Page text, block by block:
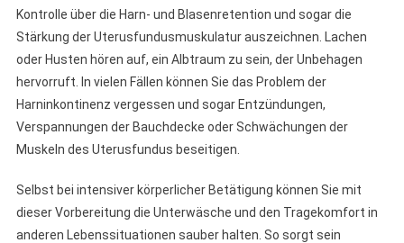
Kontrolle über die Harn- und Blasenretention und sogar die
Stärkung der Uterusfundusmuskulatur auszeichnen. Lachen
oder Husten hören auf, ein Albtraum zu sein, der Unbehagen
hervorruft. In vielen Fällen können Sie das Problem der
Harninkontinenz vergessen und sogar Entzündungen,
Verspannungen der Bauchdecke oder Schwächungen der
Muskeln des Uterusfundus beseitigen.
Selbst bei intensiver körperlicher Betätigung können Sie mit
dieser Vorbereitung die Unterwäsche und den Tragekomfort in
anderen Lebenssituationen sauber halten. So sorgt sein